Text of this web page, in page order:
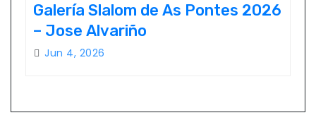
Galería Slalom de As Pontes 2026
– Jose Alvariño
Jun 4, 2026